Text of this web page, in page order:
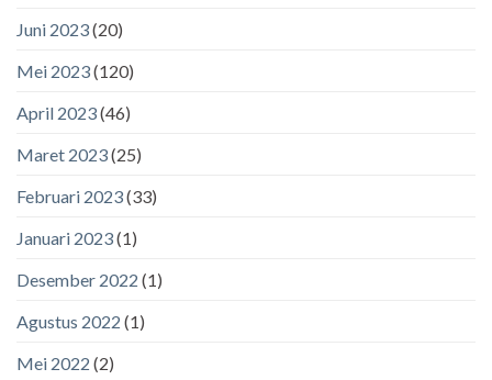
Juni 2023(20)
Mei 2023(120)
April 2023(46)
Maret 2023(25)
Februari 2023(33)
Januari 2023(1)
Desember 2022 (1)
Agustus 2022 (1)
Mei 2022 (2)